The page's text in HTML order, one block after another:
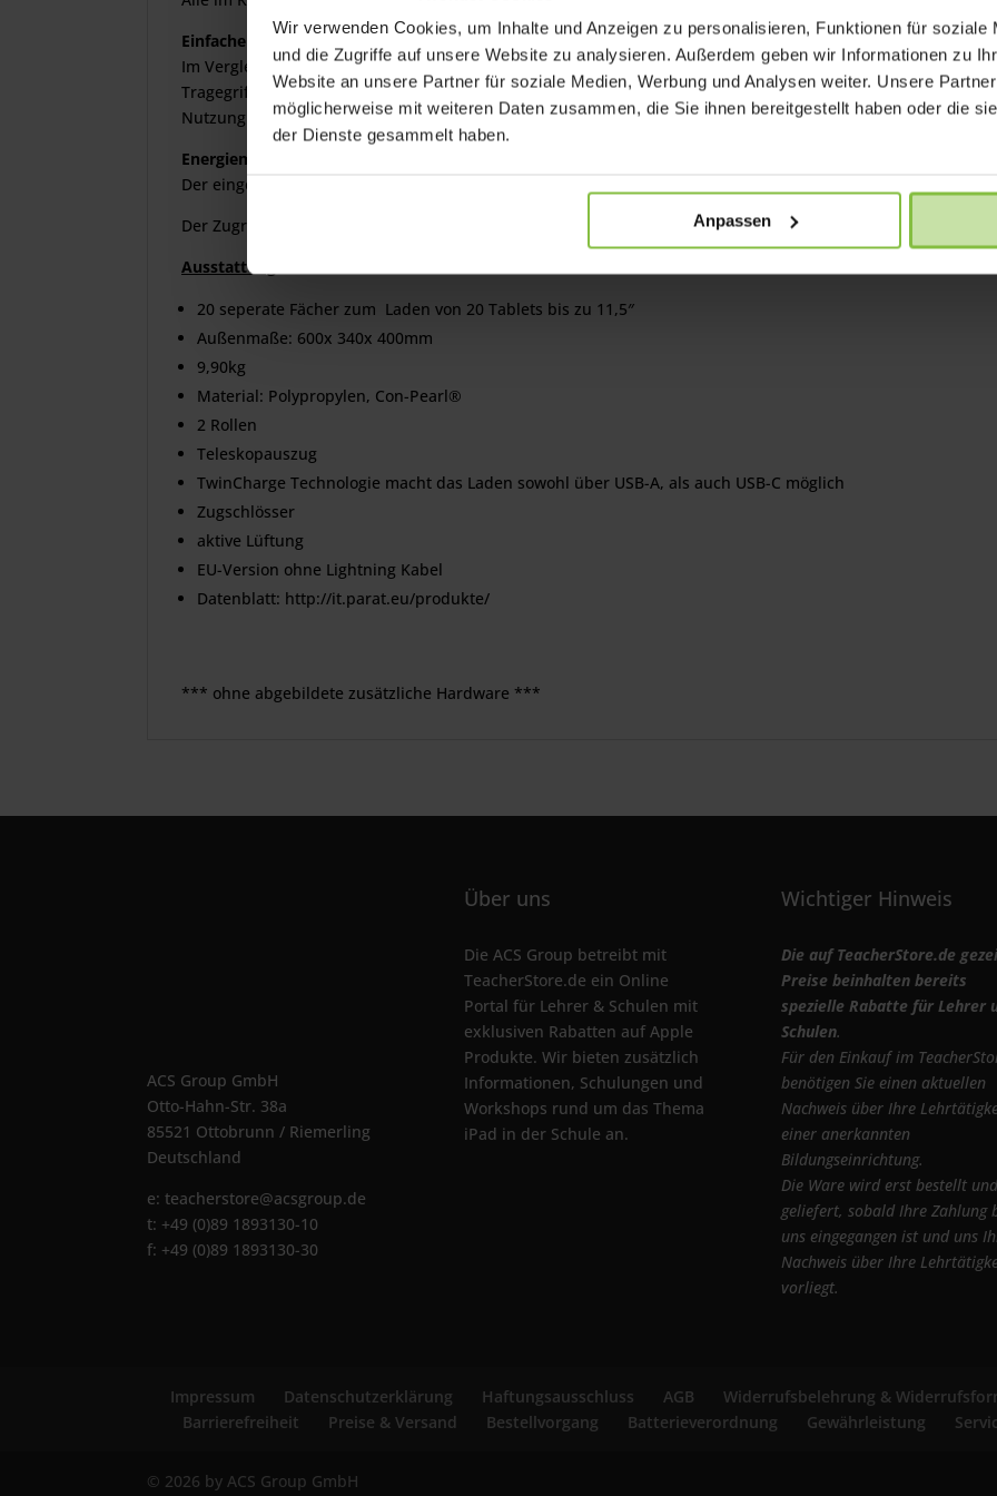
Wir verwenden Cookies, um Inhalte und Anzeigen zu personalisieren, Funktionen für soziale
und die Zugriffe auf unsere Website zu analysieren. Außerdem geben wir Informationen zu
Website an unsere Partner für soziale Medien, Werbung und Analysen weiter. Unsere
möglicherweise mit weiteren Daten zusammen, die Sie ihnen bereitgestellt haben oder die
der Dienste gesammelt haben.
Anpassen
Einfachere und flexiblere Nutzung
Im Vergleich zu Notebookwagen kann der rollbare PARAPROJECT® CASE auch über Treppen in andere
Tragegriffen befördert werden, wenn kein Aufzug zur Verfügung steht. Selbst eine Mitnahme im Auto ist
Nutzung von Tabelts in kleineren Gruppen, ohne auf Lademöglichkeit oder drahtloses Netzwerk verzichten
Energiemanagement
Der eingebaute Einschaltstrombegrenzer ermöglicht die Verwendung von nur einer Zuleitung für den
Der Zugriff auf die Geräte erfolgt ergonomisch bequem von oben.
Ausstattung
20 seperate Fächer zum Laden von 20 Tablets bis zu 11,5″
Außenmaße: 600x 340x 400mm
9,90kg
Material: Polypropylen, Con-Pearl®
2 Rollen
Teleskopauszug
TwinCharge Technologie macht das Laden sowohl über USB-A, als auch USB-C möglich
Zugschlösser
aktive Lüftung
EU-Version ohne Lightning Kabel
Datenblatt: http://it.parat.eu/produkte/
*** ohne abgebildete zusätzliche Hardware ***
ACS Group GmbH
Otto-Hahn-Str. 38a
85521 Ottobrunn / Riemerling
Deutschland
e: teacherstore@acsgroup.de
t: +49 (0)89 1893130-10
f: +49 (0)89 1893130-30
Über uns
Die ACS Group betreibt mit
TeacherStore.de ein Online
Portal für Lehrer & Schulen mit
exklusiven Rabatten auf Apple
Produkte. Wir bieten zusätzlich
Informationen, Schulungen und
Workshops rund um das Thema
iPad in der Schule an.
Wichtiger Hinweis
Die auf TeacherStore.de
Preise beinhalten bereits
spezielle Rabatte für Lehrer
Schulen.
Für den Einkauf im
benötigen Sie einen aktuellen
Nachweis über Ihre
einer anerkannten
Bildungseinrichtung.
Die Ware wird erst bestellt und
geliefert, sobald Ihre Zahlung
uns eingegangen ist und uns
Nachweis über Ihre
vorliegt.
Impressum Datenschutzerklärung Haftungsausschluss AGB Widerrufsbelehrung &
Barrierefreiheit
Preise & Versand Bestellvorgang Batterieverordnung Gewährleistung
© 2026 by ACS Group GmbH